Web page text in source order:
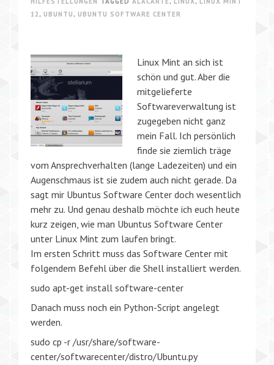
12 , UBUNTU , UBUNTU SOFTWARE CENTER
Linux Mint an sich ist
schön und gut. Aber die
mitgelieferte
Softwareverwaltung ist
zugegeben nicht ganz
mein Fall. Ich persönlich
finde sie ziemlich träge
vom Ansprechverhalten (lange Ladezeiten) und ein
Augenschmaus ist sie zudem auch nicht gerade. Da
sagt mir Ubuntus Software Center doch wesentlich
mehr zu. Und genau deshalb möchte ich euch heute
kurz zeigen, wie man Ubuntus Software Center
unter Linux Mint zum laufen bringt.
Im ersten Schritt muss das Software Center mit
folgendem Befehl über die Shell installiert werden.
sudo apt-get install software-center
Danach muss noch ein Python-Script angelegt
werden.
sudo cp -r /usr/share/software-
center/softwarecenter/distro/Ubuntu.py